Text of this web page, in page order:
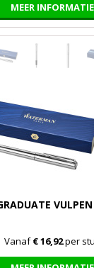
MEER INFORMATIE
Vanaf€ 16,92per